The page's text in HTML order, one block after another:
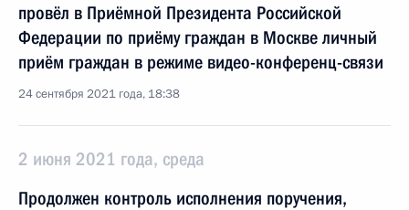
провёл в Приёмной Президента Российской
Федерации по приёму граждан в Москве личный
приём граждан в режиме видео-конференц-связи
24 сентября 2021 года, 18:38
2 июня 2021 года, среда
Продолжен контроль исполнения поручения,